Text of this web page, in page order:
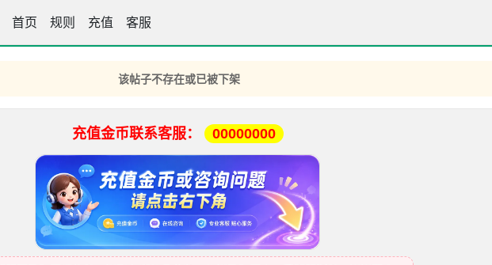
首页 规则 充值 客服
彩霸王高手坛
该帖子不存在或已被下架
充值金币联系客服： 00000000